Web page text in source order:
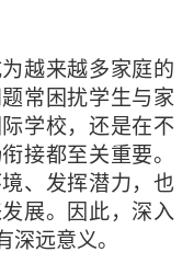
越来越多家庭的
常困扰学生与家
学校，还是在不
接都至关重要。
、发挥潜力，也
展。因此，深入
远意义。